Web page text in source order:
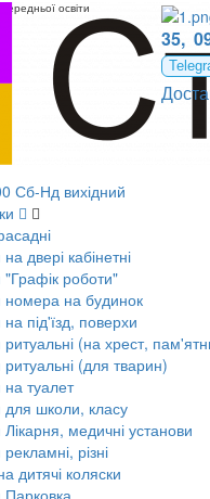
Сб-Нд вихідний
35,
двері кабінетні
"Графік роботи"
номера на будинок
під'їзд, поверхи
(на хрест,
(для тварин)
туалет
для школи, класу
медичні установи
різні
дитячі коляски
Парковка
освіти